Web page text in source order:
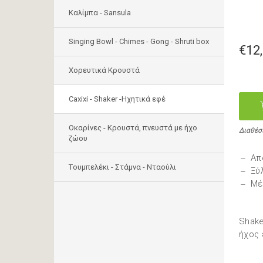
Καλίμπα - Sansula
Singing Bowl - Chimes - Gong - Shruti box
Χορευτικά Κρουστά
Caxixi - Shaker -Ηχητικά εφέ
Οκαρίνες - Κρουστά, πνευστά με ήχο
ζώου
Tουμπελέκι - Στάμνα - Νταούλι
ήχος